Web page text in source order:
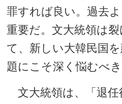
罪すれば良い。過去
重要だ。文大統領は
て、新しい大韓民国
題にこそ深く悩むべき
文大統領は、「退任